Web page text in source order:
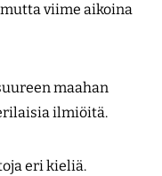
viime aikoina
maahan
ilmiöitä.
eri kieliä.